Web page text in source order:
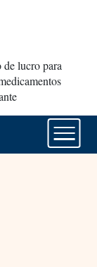
lucro para